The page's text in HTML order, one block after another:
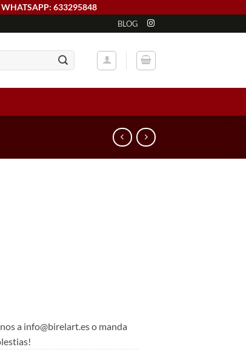
633295848
BLOG
a info@birelart.es o manda